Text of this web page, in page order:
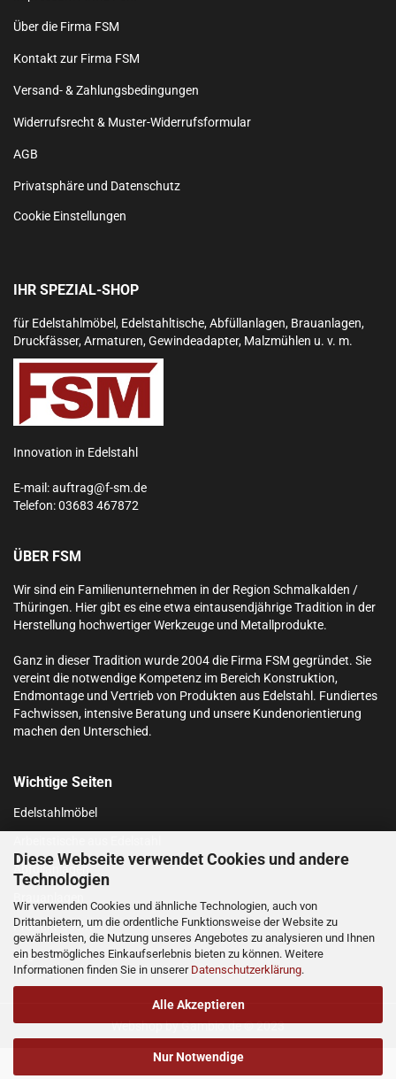
Diese Webseite verwendet Cookies und andere
Technologien
Wir verwenden Cookies und ähnliche Technologien, auch von
Drittanbietern, um die ordentliche Funktionsweise der Website zu
gewährleisten, die Nutzung unseres Angebotes zu analysieren und Ihnen
ein bestmögliches Einkaufserlebnis bieten zu können. Weitere
Informationen finden Sie in unserer Datenschutzerklärung.
Alle Akzeptieren
Nur Notwendige
Über die Firma FSM
Kontakt zur Firma FSM
Versand- & Zahlungsbedingungen
Widerrufsrecht & Muster-Widerrufsformular
AGB
Privatsphäre und Datenschutz
Cookie Einstellungen
IHR SPEZIAL-SHOP
für Edelstahlmöbel, Edelstahltische, Abfüllanlagen, Brauanlagen,
Druckfässer, Armaturen, Gewindeadapter, Malzmühlen u. v. m.
Innovation in Edelstahl
E-mail:auftrag@f-sm.de
Telefon:03683 467872
ÜBER FSM
Wir sind ein Familienunternehmen in der Region Schmalkalden /
Thüringen. Hier gibt es eine etwa eintausendjährige Tradition in der
Herstellung hochwertiger Werkzeuge und Metallprodukte.
Ganz in dieser Tradition wurde 2004 die Firma FSM gegründet. Sie
vereint die notwendige Kompetenz im Bereich Konstruktion,
Endmontage und Vertrieb von Produkten aus Edelstahl. Fundiertes
Fachwissen, intensive Beratung und unsere Kundenorientierung
machen den Unterschied.
Wichtige Seiten
Edelstahlmöbel
Abfüllanlagen
Produkt-Suche
Login
Webshopby Gambio.de © 2023